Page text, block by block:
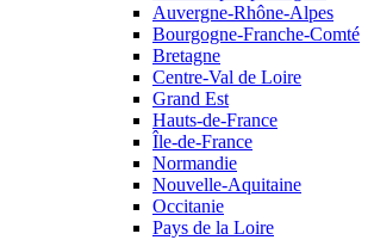
Auvergne-Rhône-Alpes
Bourgogne-Franche-Comté
Bretagne
Centre-Val de Loire
Grand Est
Hauts-de-France
Île-de-France
Normandie
Nouvelle-Aquitaine
Occitanie
Pays de la Loire